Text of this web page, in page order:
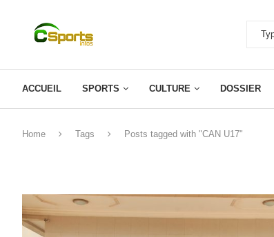
ACCUEIL SPORTS CULTURE DOSSIER
Home Tags Posts tagged with "CAN U17"